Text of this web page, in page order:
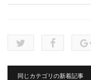
同じカテゴリの新着記事